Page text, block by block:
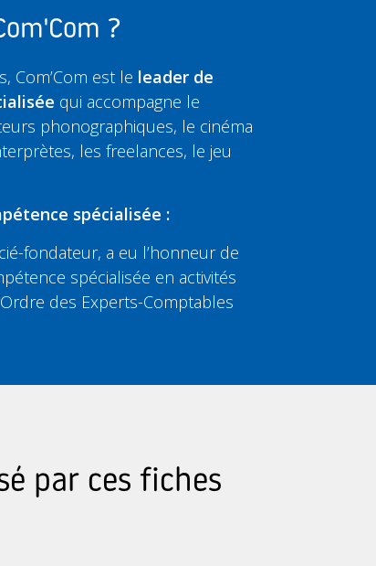
?
Com’Com est le leader de
qui accompagne le
phonographiques, le cinéma
les freelances, le jeu
spécialisée :
fondateur, a eu l’honneur de
spécialisée en activités
des Experts-Comptables
par ces fiches